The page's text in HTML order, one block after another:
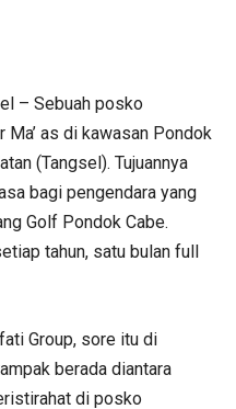
– Sebuah posko
Ma’ as di kawasan Pondok
(Tangsel). Tujuannya
bagi pengendara yang
Golf Pondok Cabe.
tahun, satu bulan full
Group, sore itu di
berada diantara
di posko